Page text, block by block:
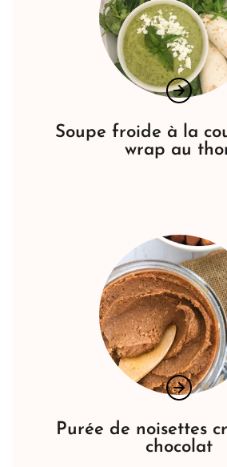
Soupe froide à la
wrap au
Purée de noisettes
chocolat